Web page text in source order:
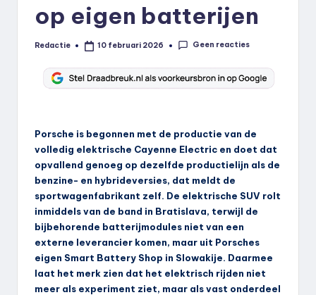
op eigen batterijen
Geplaatst
Redactie 10 februari 2026 Geen reacties
Porsche is begonnen met de productie van de
volledig elektrische Cayenne Electric en doet dat
opvallend genoeg op dezelfde productielijn als de
benzine- en hybrideversies, dat meldt de
sportwagenfabrikant zelf. De elektrische SUV rolt
inmiddels van de band in Bratislava, terwijl de
bijbehorende batterijmodules niet van een
externe leverancier komen, maar uit Porsches
eigen Smart Battery Shop in Slowakije. Daarmee
laat het merk zien dat het elektrisch rijden niet
meer als experiment ziet, maar als vast onderdeel